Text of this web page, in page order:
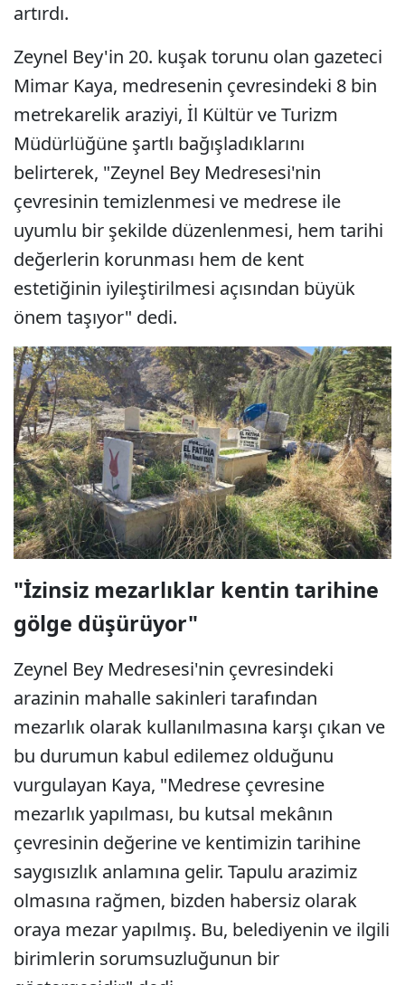
artırdı.
Zeynel Bey'in 20. kuşak torunu olan gazeteci
Mimar Kaya, medresenin çevresindeki 8 bin
metrekarelik araziyi, İl Kültür ve Turizm
Müdürlüğüne şartlı bağışladıklarını
belirterek, "Zeynel Bey Medresesi'nin
çevresinin temizlenmesi ve medrese ile
uyumlu bir şekilde düzenlenmesi, hem tarihi
değerlerin korunması hem de kent
estetiğinin iyileştirilmesi açısından büyük
önem taşıyor" dedi.
"İzinsiz mezarlıklar kentin tarihine
gölge düşürüyor"
Zeynel Bey Medresesi'nin çevresindeki
arazinin mahalle sakinleri tarafından
mezarlık olarak kullanılmasına karşı çıkan ve
bu durumun kabul edilemez olduğunu
vurgulayan Kaya, "Medrese çevresine
mezarlık yapılması, bu kutsal mekânın
çevresinin değerine ve kentimizin tarihine
saygısızlık anlamına gelir. Tapulu arazimiz
olmasına rağmen, bizden habersiz olarak
oraya mezar yapılmış. Bu, belediyenin ve ilgili
birimlerin sorumsuzluğunun bir